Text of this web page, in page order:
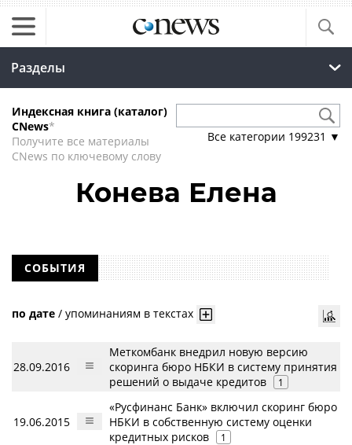
Разделы
Индексная книга (каталог)
CNews*
Получите все материалы
CNews по ключевому слову
Все категории 199231 ▼
Конева Елена
СОБЫТИЯ
по дате / упоминаниям в текстах
28.09.2016
Меткомбанк внедрил новую версию
скоринга бюро НБКИ в систему принятия
решений о выдаче кредитов
1
19.06.2015
«Русфинанс Банк» включил скоринг бюро
НБКИ в собственную систему оценки
кредитных рисков
1